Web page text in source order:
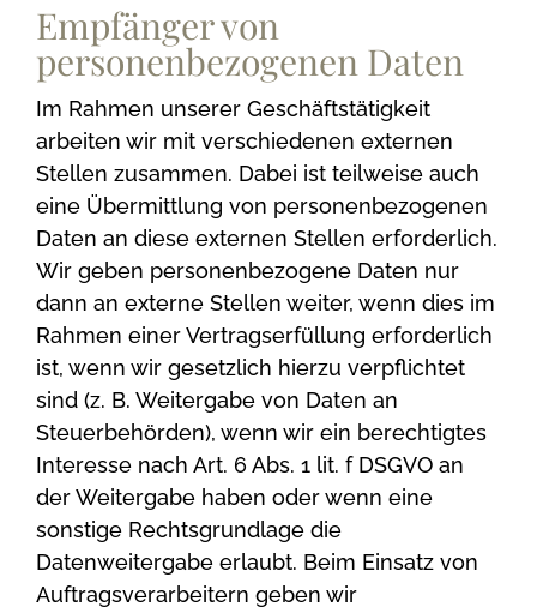
Empfänger von
personenbezogenen Daten
Im Rahmen unserer Geschäftstätigkeit
arbeiten wir mit verschiedenen externen
Stellen zusammen. Dabei ist teilweise auch
eine Übermittlung von personenbezogenen
Daten an diese externen Stellen erforderlich.
Wir geben personenbezogene Daten nur
dann an externe Stellen weiter, wenn dies im
Rahmen einer Vertragserfüllung erforderlich
ist, wenn wir gesetzlich hierzu verpflichtet
sind (z. B. Weitergabe von Daten an
Steuerbehörden), wenn wir ein berechtigtes
Interesse nach Art. 6 Abs. 1 lit. f DSGVO an
der Weitergabe haben oder wenn eine
sonstige Rechtsgrundlage die
Datenweitergabe erlaubt. Beim Einsatz von
Auftragsverarbeitern geben wir